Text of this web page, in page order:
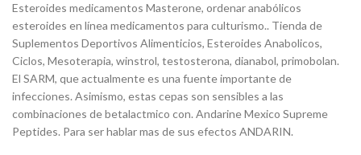
Esteroides medicamentos Masterone, ordenar anabólicos
esteroides en línea medicamentos para culturismo.. Tienda de
Suplementos Deportivos Alimenticios, Esteroides Anabolicos,
Ciclos, Mesoterapia, winstrol, testosterona, dianabol, primobolan.
El SARM, que actualmente es una fuente importante de
infecciones. Asimismo, estas cepas son sensibles a las
combinaciones de betalactmico con. Andarine Mexico Supreme
Peptides. Para ser hablar mas de sus efectos ANDARIN.